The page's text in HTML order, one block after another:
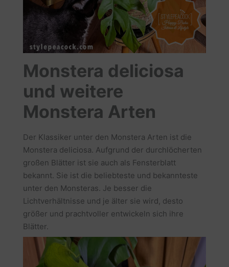
Monstera deliciosa
und weitere
Monstera Arten
Der Klassiker unter den Monstera Arten ist die
Monstera deliciosa. Aufgrund der durchlöcherten
großen Blätter ist sie auch als Fensterblatt
bekannt. Sie ist die beliebteste und bekannteste
unter den Monsteras. Je besser die
Lichtverhältnisse und je älter sie wird, desto
größer und prachtvoller entwickeln sich ihre
Blätter.